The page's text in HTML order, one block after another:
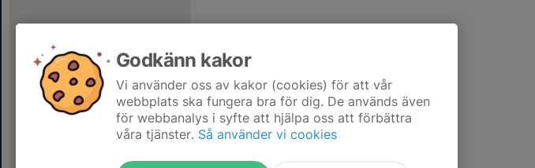
Godkänn kakor
Vi använder oss av kakor (cookies) för att vår
webbplats ska fungera bra för dig. De används även
för webbanalys i syfte att hjälpa oss att förbättra
våra tjänster. Så använder vi cookies